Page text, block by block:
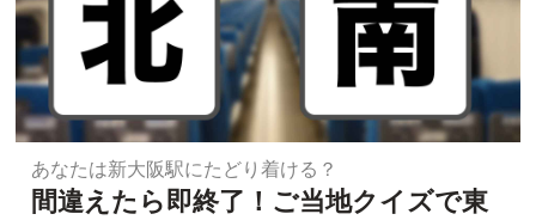
あなたは新大阪駅にたどり着ける？
間違えたら即終了！ご当地クイズで東